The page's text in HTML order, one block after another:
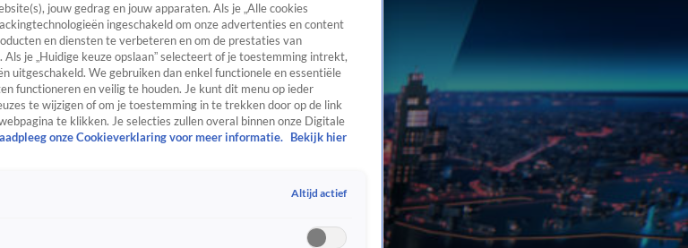
jouw gedrag en jouw apparaten. Als je „Alle cookies
ingeschakeld om onze advertenties en content
en diensten te verbeteren en om de prestaties van
je „Huidige keuze opslaan” selecteert of je toestemming intrekt,
uitgeschakeld. We gebruiken dan enkel functionele en essentiële
functioneren en veilig te houden. Je kunt dit menu op ieder
te wijzigen of om je toestemming in te trekken door op de link
te klikken. Je selecties zullen overal binnen onze Digitale
onze Cookieverklaring voor meer informatie. Bekijk hier
Altijd actief